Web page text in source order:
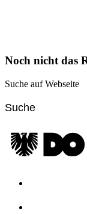
Noch nicht das
Suche auf Webseite